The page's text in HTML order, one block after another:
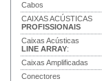
Cabos
CAIXAS ACÚSTICAS
PROFISSIONAIS
Caixas Acústicas
LINE ARRAY:
Caixas Amplificadas
Conectores